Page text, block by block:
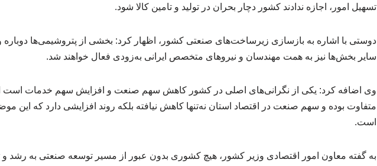
تسهیل امور، اجازه ندادند کشور دچار بحران در تولید و تامین کالا شود.
دوستی با اشاره به بازسازی زیرساخت‌های صنعتی کشور، اظهار کرد: بخشی از پتروشیمی‌ها دوباره
سایر بخش‌ها نیز به همت مهندسان و نیروهای متخصص ایرانی به‌زودی فعال خواهند شد.
وی اضافه کرد: یکی از نگرانی‌های اصلی در کشور کاهش سهم صنعت و افزایش سهم خدمات است
متفاوت بوده و سهم صنعت در اقتصاد استان نه‌تنها کاهش نیافته بلکه روند افزایشی دارد که این
است.
به گفته معاون امور اقتصادی وزیر کشور، هیچ کشوری بدون عبور از مسیر توسعه صنعتی به رشد و